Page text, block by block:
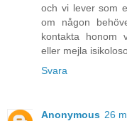
och vi lever som
om någon
kontakta honom
eller mejla
Svara
Anonymous 26